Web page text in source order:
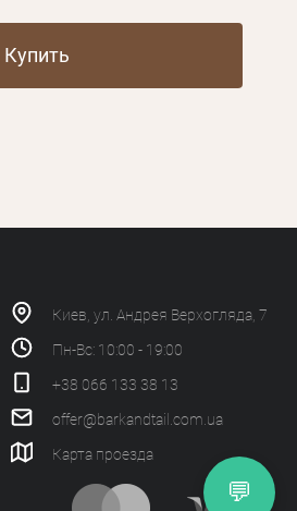
Купить
Киев, ул. Андрея Верхогляда, 7
Пн-Вс: 10:00 - 19:00
+38 066 133 38 13
offer@barkandtail.com.ua
Карта проезда
💬